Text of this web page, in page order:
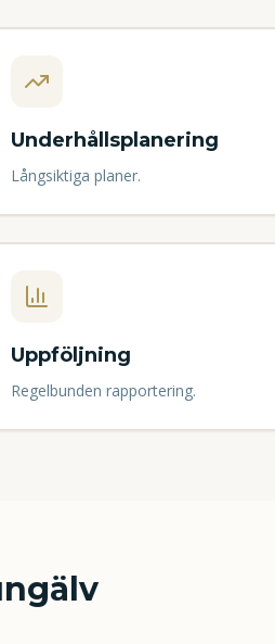
Underhållsplanering
Långsiktiga planer.
Uppföljning
Regelbunden rapportering.